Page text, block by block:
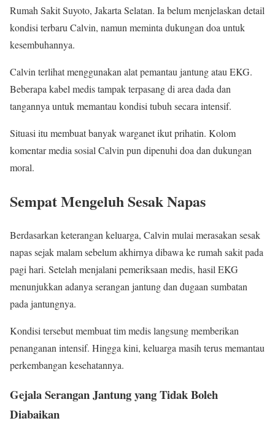
Rumah Sakit Suyoto, Jakarta Selatan. Ia belum menjelaskan detail
kondisi terbaru Calvin, namun meminta dukungan doa untuk
kesembuhannya.
Calvin terlihat menggunakan alat pemantau jantung atau EKG.
Beberapa kabel medis tampak terpasang di area dada dan
tangannya untuk memantau kondisi tubuh secara intensif.
Situasi itu membuat banyak warganet ikut prihatin. Kolom
komentar media sosial Calvin pun dipenuhi doa dan dukungan
moral.
Sempat Mengeluh Sesak Napas
Berdasarkan keterangan keluarga, Calvin mulai merasakan sesak
napas sejak malam sebelum akhirnya dibawa ke rumah sakit pada
pagi hari. Setelah menjalani pemeriksaan medis, hasil EKG
menunjukkan adanya serangan jantung dan dugaan sumbatan
pada jantungnya.
Kondisi tersebut membuat tim medis langsung memberikan
penanganan intensif. Hingga kini, keluarga masih terus memantau
perkembangan kesehatannya.
Gejala Serangan Jantung yang Tidak Boleh
Diabaikan